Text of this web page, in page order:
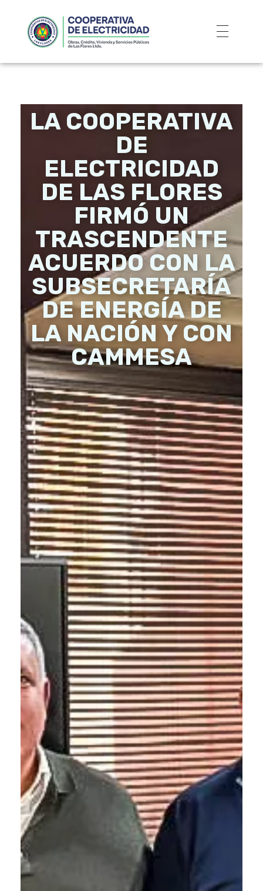
LA COOPERATIVA
DE
ELECTRICIDAD
DE LAS FLORES
FIRMÓ UN
TRASCENDENTE
ACUERDO CON LA
SUBSECRETARÍA
DE ENERGÍA DE
LA NACIÓN Y CON
CAMMESA